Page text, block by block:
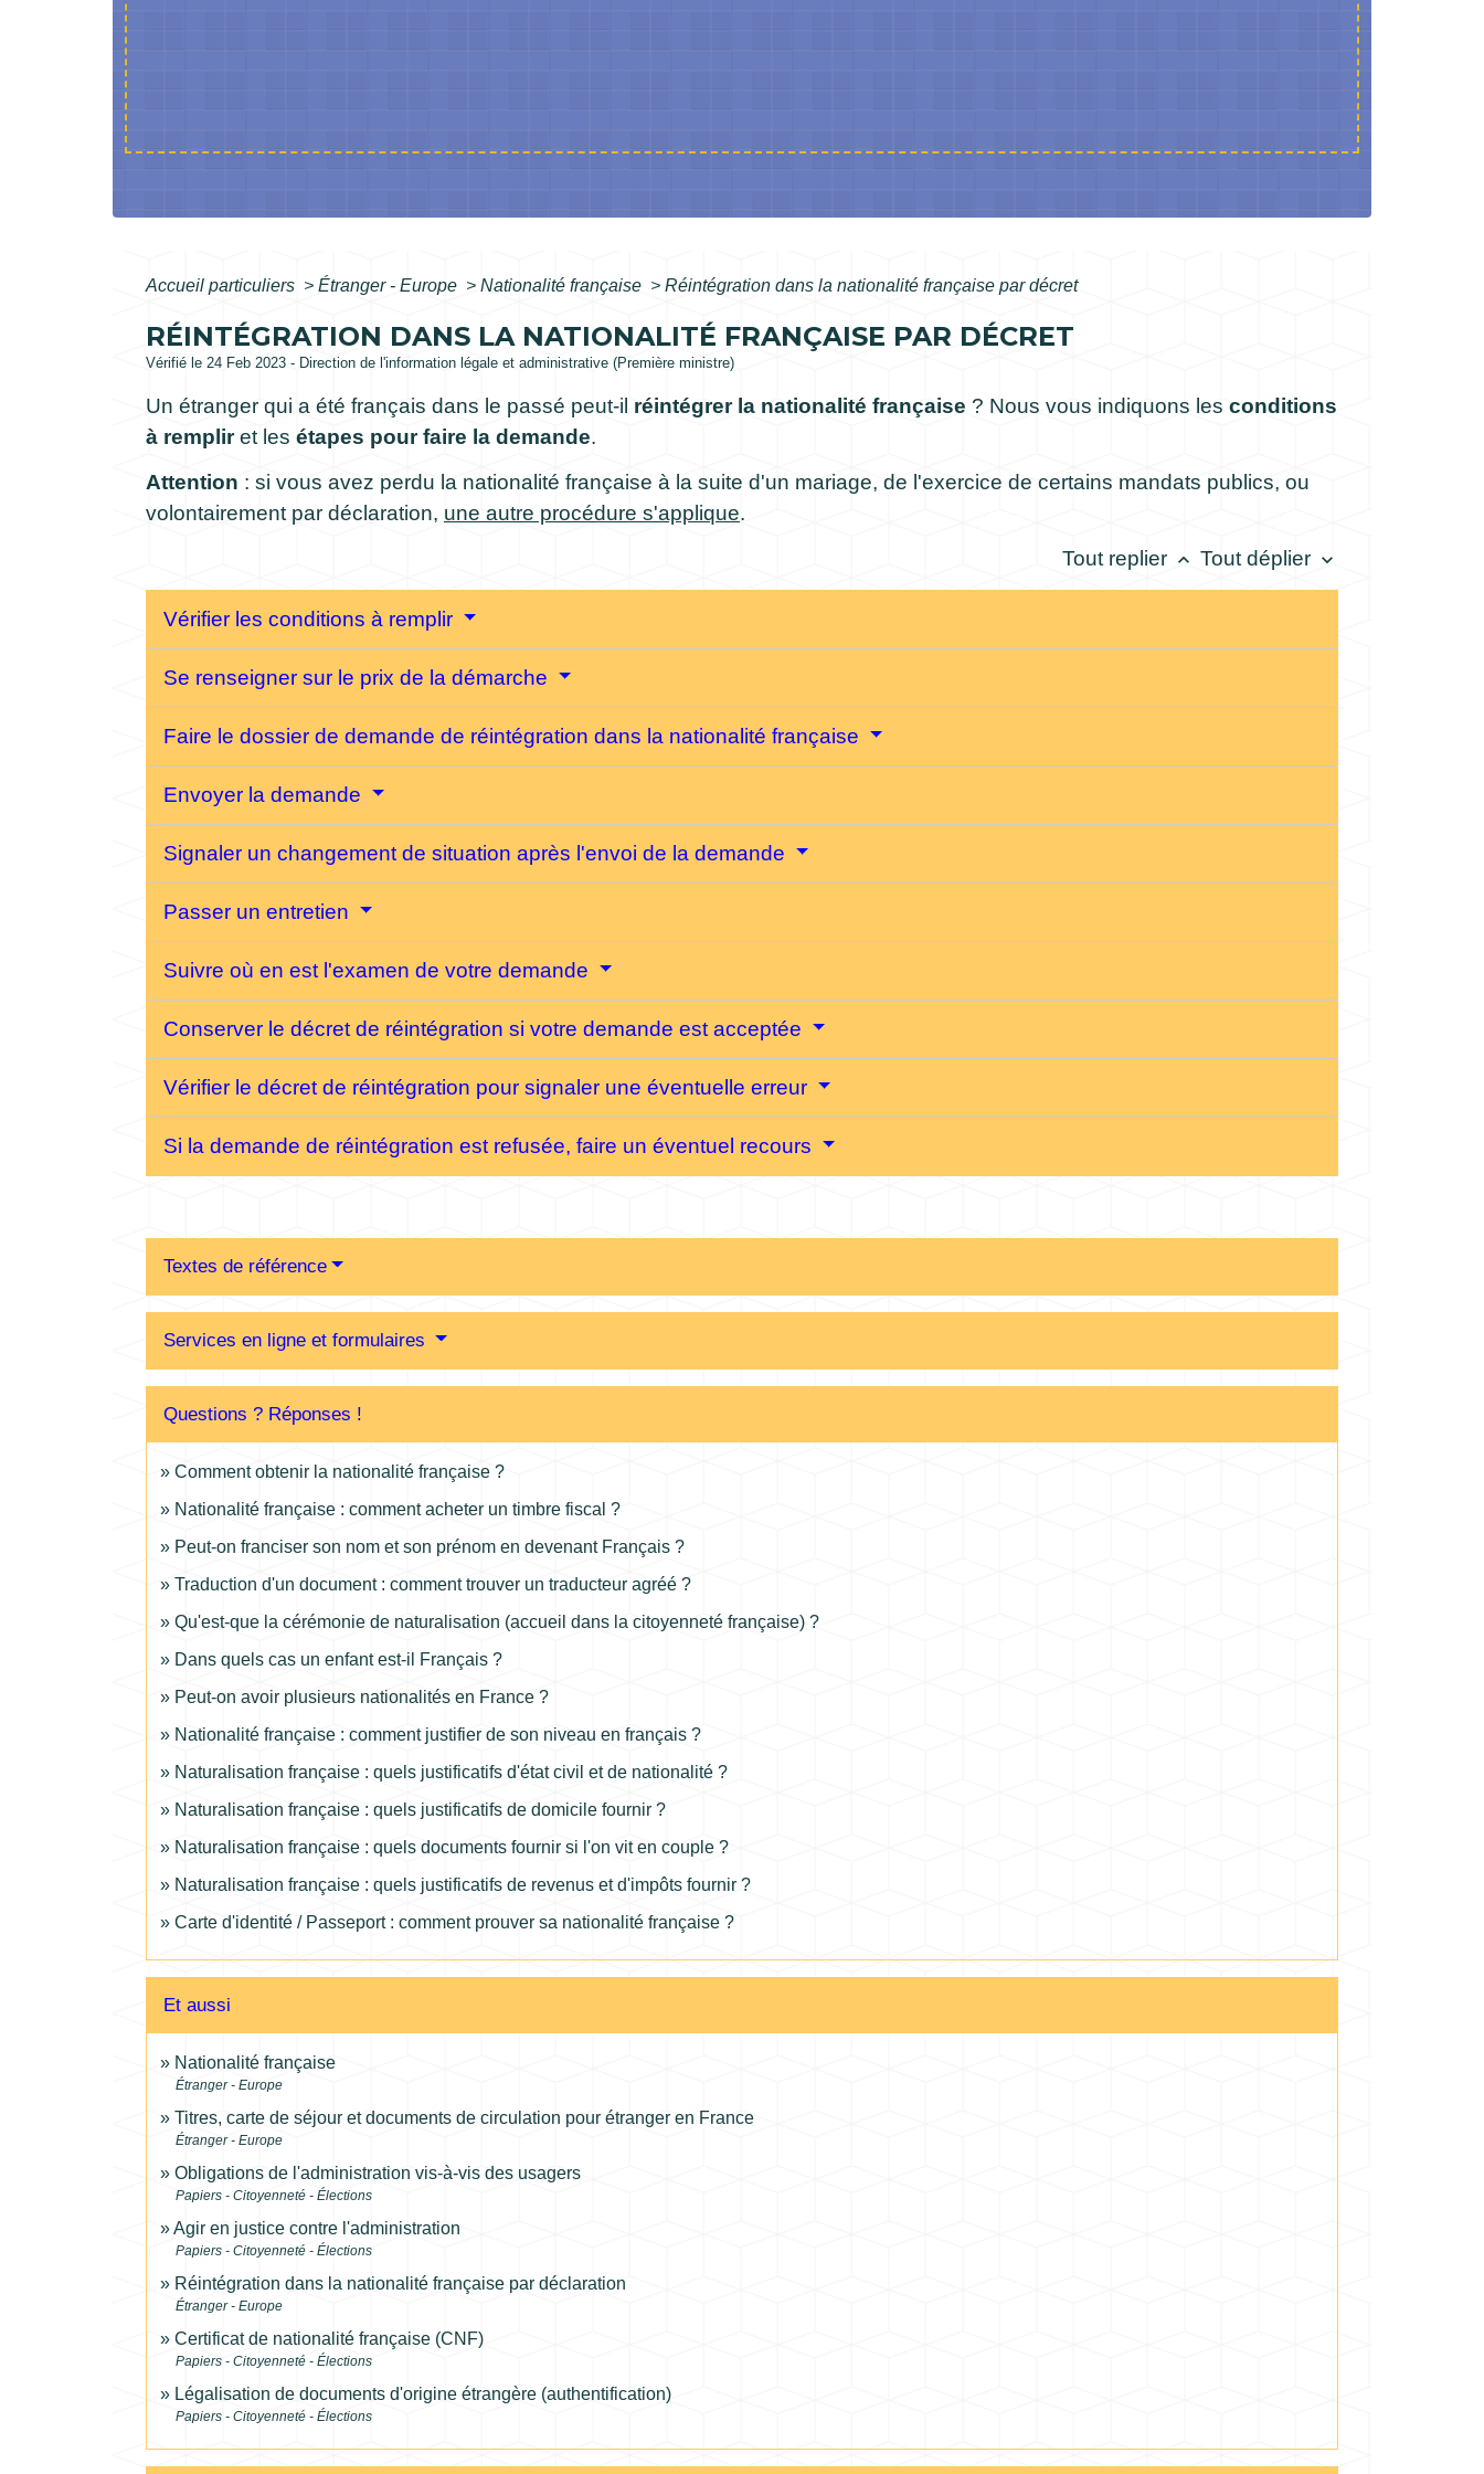
Accueil particuliers > Étranger - Europe > Nationalité française > Réintégration dans la nationalité française par décret
RÉINTÉGRATION DANS LA NATIONALITÉ FRANÇAISE PAR DÉCRET
Vérifié le 24 Feb 2023 - Direction de l'information légale et administrative (Première ministre)
Un étranger qui a été français dans le passé peut-il réintégrer la nationalité française ? Nous vous indiquons les conditions
à rempliret les étapes pour faire la demande.
Attention : si vous avez perdu la nationalité française à la suite d'un mariage, de l'exercice de certains mandats publics, ou
volontairement par déclaration, une autre procédure s'applique.
Tout replier keyboard_arrow_up Tout déplier keyboard_arrow_down
Vérifier les conditions à remplir
Se renseigner sur le prix de la démarche
Faire le dossier de demande de réintégration dans la nationalité française
Envoyer la demande
Signaler un changement de situation après l'envoi de la demande
Passer un entretien
Suivre où en est l'examen de votre demande
Conserver le décret de réintégration si votre demande est acceptée
Vérifier le décret de réintégration pour signaler une éventuelle erreur
Si la demande de réintégration est refusée, faire un éventuel recours
Textes de référence
Services en ligne et formulaires
Questions ? Réponses !
Comment obtenir la nationalité française ?
Nationalité française : comment acheter un timbre fiscal ?
Peut-on franciser son nom et son prénom en devenant Français ?
Traduction d'un document : comment trouver un traducteur agréé ?
Qu'est-que la cérémonie de naturalisation (accueil dans la citoyenneté française) ?
Dans quels cas un enfant est-il Français ?
Peut-on avoir plusieurs nationalités en France ?
Nationalité française : comment justifier de son niveau en français ?
Naturalisation française : quels justificatifs d'état civil et de nationalité ?
Naturalisation française : quels justificatifs de domicile fournir ?
Naturalisation française : quels documents fournir si l'on vit en couple ?
Naturalisation française : quels justificatifs de revenus et d'impôts fournir ?
Carte d'identité / Passeport : comment prouver sa nationalité française ?
Et aussi
Nationalité française
Étranger - Europe
Titres, carte de séjour et documents de circulation pour étranger en France
Étranger - Europe
Obligations de l'administration vis-à-vis des usagers
Papiers - Citoyenneté - Élections
Agir en justice contre l'administration
Papiers - Citoyenneté - Élections
Réintégration dans la nationalité française par déclaration
Étranger - Europe
Certificat de nationalité française (CNF)
Papiers - Citoyenneté - Élections
Légalisation de documents d'origine étrangère (authentification)
Papiers - Citoyenneté - Élections